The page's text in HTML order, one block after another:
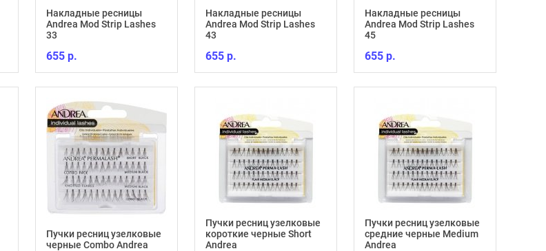
Накладные ресницы
Andrea Mod Strip Lashes
33
655 р.
Накладные ресницы
Andrea Mod Strip Lashes
43
655 р.
Накладные ресницы
Andrea Mod Strip Lashes
45
655 р.
Пучки ресниц узелковые
черные Combo Andrea
Пучки ресниц узелковые
короткие черные Short
Andrea
Пучки ресниц узелковые
средние черные Medium
Andrea